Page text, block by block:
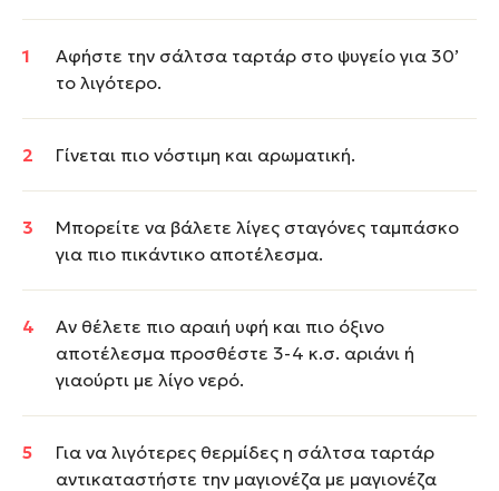
Αφήστε την σάλτσα ταρτάρ στο ψυγείο για 30’
το λιγότερο.
Γίνεται πιο νόστιμη και αρωματική.
Μπορείτε να βάλετε λίγες σταγόνες ταμπάσκο
για πιο πικάντικο αποτέλεσμα.
Αν θέλετε πιο αραιή υφή και πιο όξινο
αποτέλεσμα προσθέστε 3-4 κ.σ. αριάνι ή
γιαούρτι με λίγο νερό.
Για να λιγότερες θερμίδες η σάλτσα ταρτάρ
αντικαταστήστε την μαγιονέζα με μαγιονέζα